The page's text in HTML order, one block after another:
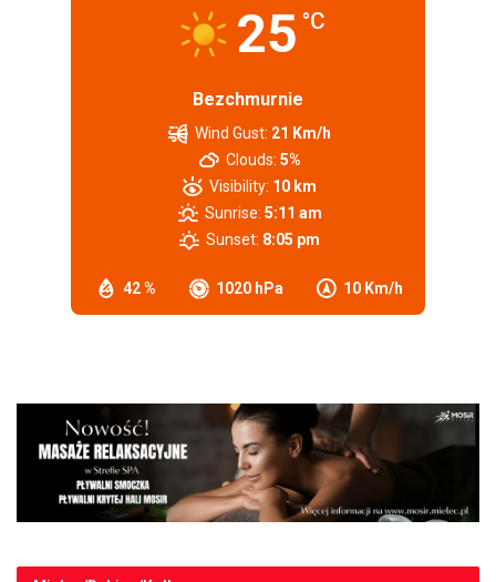
25 °C
Bezchmurnie
42 % 1020 hPa 10 Km/h
Wind Gust: 21 Km/h
Clouds: 5%
Visibility: 10 km
Sunrise: 5:11 am
Sunset: 8:05 pm